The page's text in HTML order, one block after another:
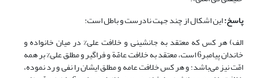
پاسخ:این اشکال از چند جهت نادرست و باطل است:
الف) هر کس که معتقد به جانشینی و خلافت علی% در میان خانواده و
خاندان پیامبر6 است، معتقد به خلافت عامّة و فراگیر و مطلق علی% بر همه
امّت نیز می‌باشد؛ و هر کس خلافت عامه و مطلق ایشان را نفی و رد نموده،